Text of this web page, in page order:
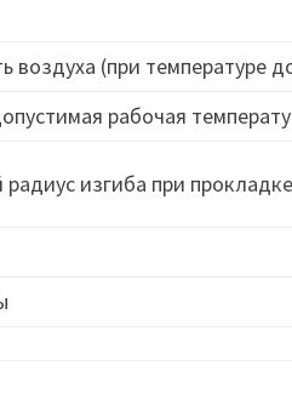
воздуха (при температуре
рабочая
изгиба при